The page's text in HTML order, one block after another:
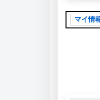
マイ情